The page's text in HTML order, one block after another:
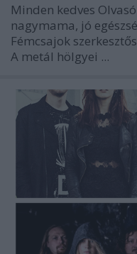
Minden kedves
nagymama, jó
Fémcsajok
A metál hölgyei ...